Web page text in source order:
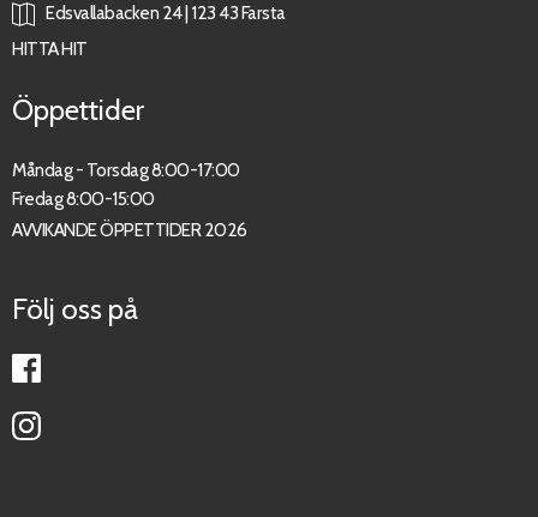
Edsvallabacken 24 | 123 43 Farsta
HITTA HIT
Öppettider
Måndag - Torsdag 8:00-17:00
Fredag 8:00-15:00
AVVIKANDE ÖPPETTIDER 2026
Följ oss på